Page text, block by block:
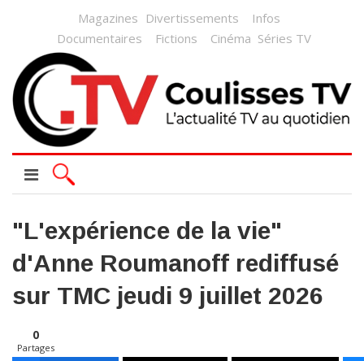
Magazines Divertissements
Infos
Documentaires
Fictions Cinéma Séries TV
"L'expérience de la vie"
d'Anne Roumanoff rediffusé
sur TMC jeudi 9 juillet 2026
0
Partages